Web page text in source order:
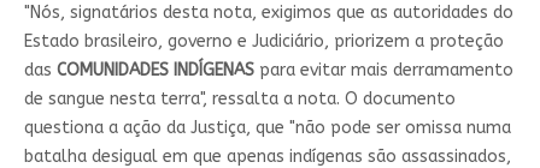
"Nós, signatários desta nota, exigimos que as autoridades do
Estado brasileiro, governo e Judiciário, priorizem a proteção
das COMUNIDADES INDÍGENASpara evitar mais derramamento
de sangue nesta terra", ressalta a nota. O documento
questiona a ação da Justiça, que "não pode ser omissa numa
batalha desigual em que apenas indígenas são assassinados,